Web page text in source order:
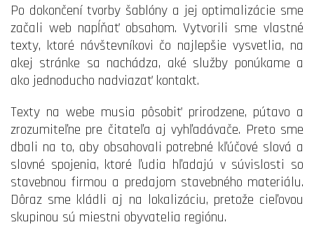
Po dokončení tvorby šablóny a jej optimalizácie sme
začali web napĺňať obsahom. Vytvorili sme vlastné
texty, ktoré návštevníkovi čo najlepšie vysvetlia, na
akej stránke sa nachádza, aké služby ponúkame a
ako jednoducho nadviazať kontakt.
Texty na webe musia pôsobiť prirodzene, pútavo a
zrozumiteľne pre čitateľa aj vyhľadávače. Preto sme
dbali na to, aby obsahovali potrebné kľúčové slová a
slovné spojenia, ktoré ľudia hľadajú v súvislosti so
stavebnou firmou a predajom stavebného materiálu.
Dôraz sme kládli aj na lokalizáciu, pretože cieľovou
skupinou sú miestni obyvatelia regiónu.